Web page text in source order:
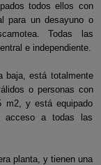
todos ellos con
para un desayuno o
Todas las
e independiente.
baja, está totalmente
o personas con
m2, y está equipado
a todas las
planta, y tienen una